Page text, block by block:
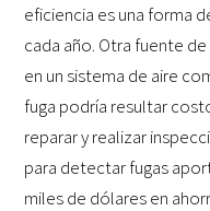
eficiencia es una forma
cada año. Otra fuente
en un sistema de aire
fuga podría resultar
reparar y realizar
para detectar fugas
miles de dólares en